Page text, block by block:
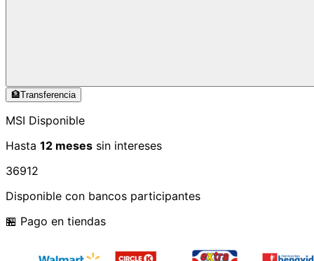
🏦Transferencia
MSI Disponible
Hasta 12 meses sin intereses
36912
Disponible con bancos participantes
🏪 Pago en tiendas